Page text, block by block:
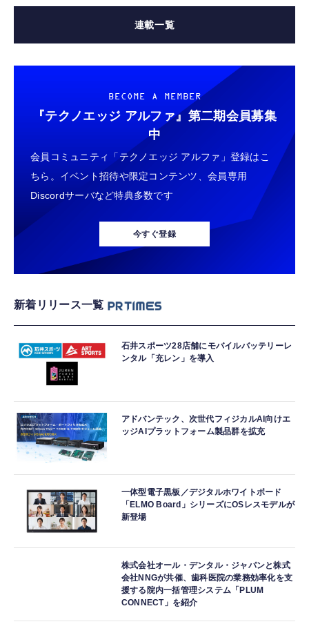
連載一覧
BECOME A MEMBER
『テクノエッジ アルファ』 第二期会員募集
中
会員コミュニティ「テクノエッジ アルファ」登録はこ
ちら。イベント招待や限定コンテンツ、会員専用
Discordサーバなど特典多数です
今すぐ登録
新着リリース一覧
石井スポーツ28店舗にモバイルバッテリーレ
ンタル「充レン」を導入
アドバンテック、次世代フィジカルAI向けエ
ッジAIプラットフォーム製品群を拡充
一体型電子黒板／デジタルホワイトボード
「ELMO Board」シリーズにOSレスモデルが
新登場
株式会社オール・デンタル・ジャパンと株式
会社NNGが共催、歯科医院の業務効率化を支
援する院内一括管理システム「PLUM
CONNECT」を紹介